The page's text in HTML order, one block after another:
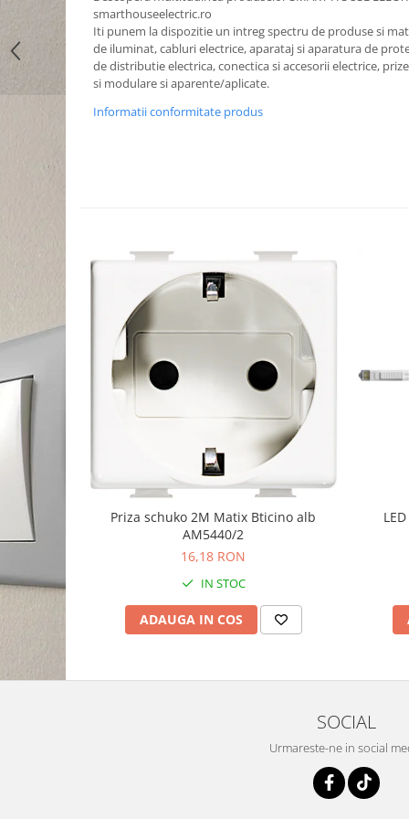
smarthouseelectric.ro
Iti punem la dispozitie un intreg spectru de produse si
de iluminat, cabluri electrice, aparataj si aparatura de
de distributie electrica, conectica si accesorii electrice,
si modulare si aparente/aplicate.
Informatii conformitate produs
Priza schuko 2M Matix Bticino alb
AM5440/2
16,18 RON
IN STOC
ADAUGA IN COS
SOCIAL
Urmareste-ne in social